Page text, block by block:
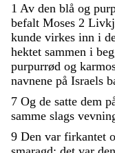
1 Av den blå og
befalt Moses 2
kunde virkes inn i
hektet sammen i
purpurrød og
navnene på Israels
7 Og de satte dem
samme slags
9 Den var firkantet